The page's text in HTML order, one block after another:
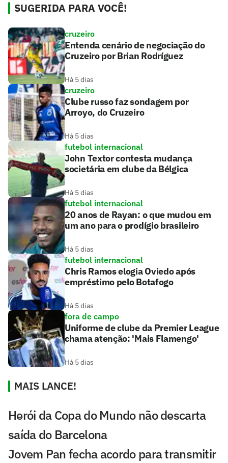
SUGERIDA PARA VOCÊ!
cruzeiro
Entenda cenário de negociação do
Cruzeiro por Brian Rodríguez
Há 5 dias
cruzeiro
Clube russo faz sondagem por
Arroyo, do Cruzeiro
Há 5 dias
futebol internacional
John Textor contesta mudança
societária em clube da Bélgica
Há 5 dias
futebol internacional
20 anos de Rayan: o que mudou em
um ano para o prodígio brasileiro
Há 5 dias
futebol internacional
Chris Ramos elogia Oviedo após
empréstimo pelo Botafogo
Há 5 dias
fora de campo
Uniforme de clube da Premier League
chama atenção: 'Mais Flamengo'
Há 5 dias
MAIS LANCE!
Herói da Copa do Mundo não descarta
saída do Barcelona
Jovem Pan fecha acordo para transmitir